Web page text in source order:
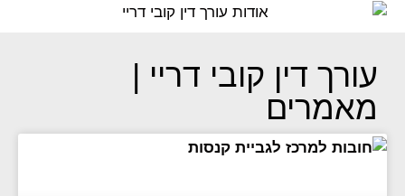
עורך דין קובי דריי |
מאמרים